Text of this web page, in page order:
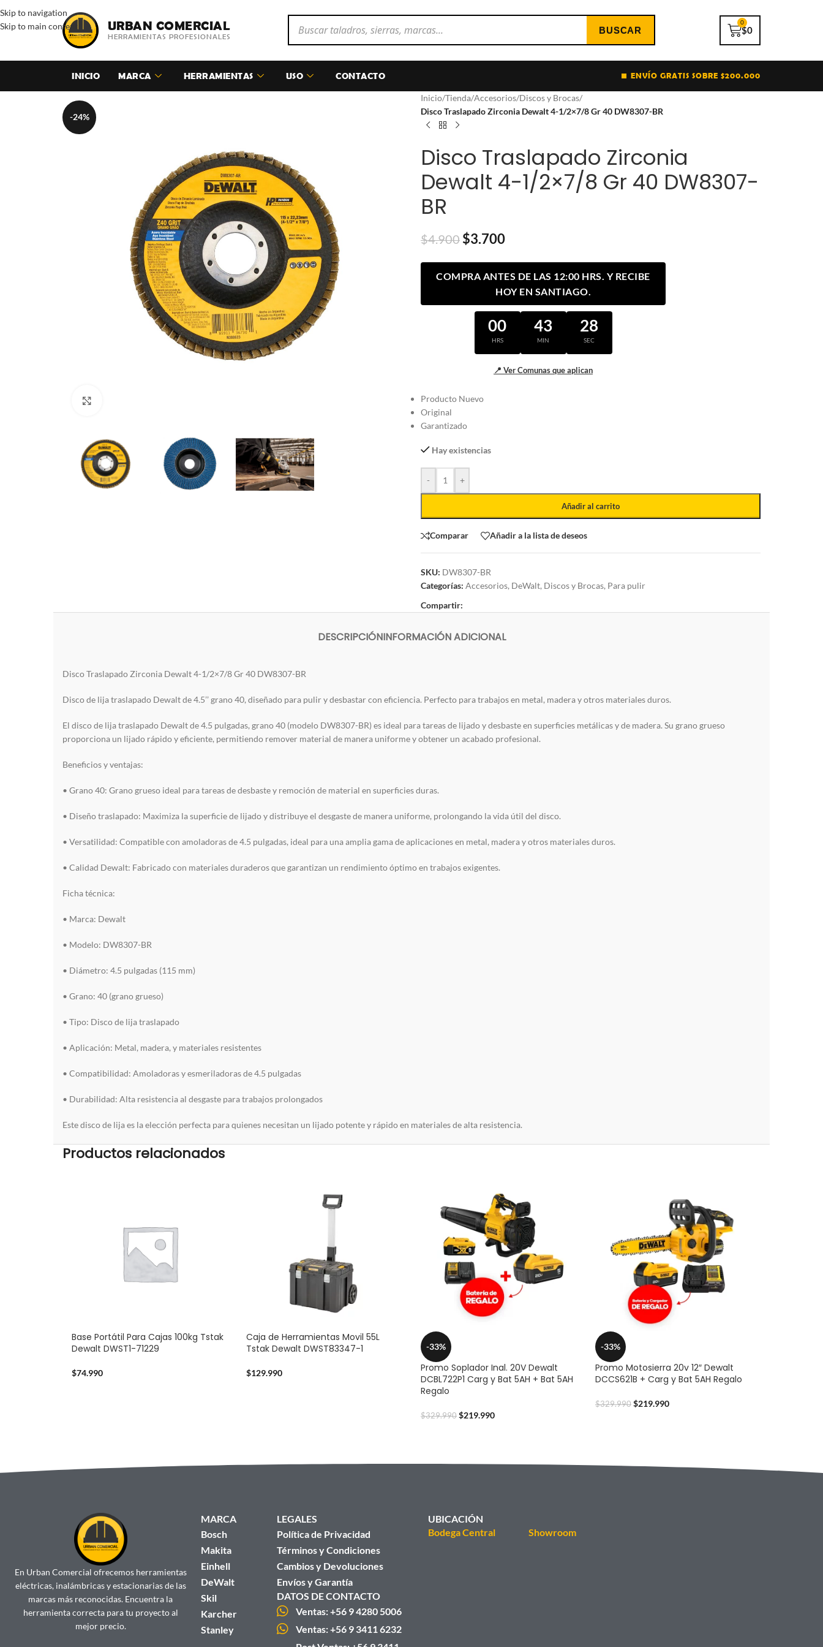
Skip to navigation
Skip to main content
URBAN COMERCIAL
HERRAMIENTAS PROFESIONALES
$0
0
INICIO MARCA HERRAMIENTAS USO CONTACTO ENVÍO GRATIS SOBRE $200.000
-24%
Inicio/Tienda/Accesorios/Discos y Brocas/
Disco Traslapado Zirconia Dewalt 4-1/2×7/8 Gr 40 DW8307-BR
Disco Traslapado Zirconia
Dewalt 4-1/2×7/8 Gr 40 DW8307-
BR
$4.900 $3.700
COMPRA ANTES DE LAS 12:00 HRS. Y RECIBE
HOY EN SANTIAGO.
00
HRS
43
MIN
27
SEC
📍 Ver Comunas que aplican
Producto Nuevo
Original
Garantizado
Hay existencias
- +
Añadir al carrito
Comparar Añadir a la lista de deseos
SKU: DW8307-BR
Categorías: Accesorios, DeWalt, Discos y Brocas, Para pulir
Compartir:
DESCRIPCIÓNINFORMACIÓN ADICIONAL
Disco Traslapado Zirconia Dewalt 4-1/2×7/8 Gr 40 DW8307-BR
Disco de lija traslapado Dewalt de 4.5’’ grano 40, diseñado para pulir y desbastar con eficiencia. Perfecto para trabajos en metal, madera y otros materiales duros.
El disco de lija traslapado Dewalt de 4.5 pulgadas, grano 40 (modelo DW8307-BR) es ideal para tareas de lijado y desbaste en superficies metálicas y de madera. Su grano grueso
proporciona un lijado rápido y eficiente, permitiendo remover material de manera uniforme y obtener un acabado profesional.
Beneficios y ventajas:
• Grano 40: Grano grueso ideal para tareas de desbaste y remoción de material en superficies duras.
• Diseño traslapado: Maximiza la superficie de lijado y distribuye el desgaste de manera uniforme, prolongando la vida útil del disco.
• Versatilidad: Compatible con amoladoras de 4.5 pulgadas, ideal para una amplia gama de aplicaciones en metal, madera y otros materiales duros.
• Calidad Dewalt: Fabricado con materiales duraderos que garantizan un rendimiento óptimo en trabajos exigentes.
Ficha técnica:
• Marca: Dewalt
• Modelo: DW8307-BR
• Diámetro: 4.5 pulgadas (115 mm)
• Grano: 40 (grano grueso)
• Tipo: Disco de lija traslapado
• Aplicación: Metal, madera, y materiales resistentes
• Compatibilidad: Amoladoras y esmeriladoras de 4.5 pulgadas
• Durabilidad: Alta resistencia al desgaste para trabajos prolongados
Este disco de lija es la elección perfecta para quienes necesitan un lijado potente y rápido en materiales de alta resistencia.
Productos relacionados
Base Portátil Para Cajas 100kg Tstak
Dewalt DWST1-71229
$74.990
Caja de Herramientas Movil 55L
Tstak Dewalt DWST83347-1
$129.990
-33%
Promo Soplador Inal. 20V Dewalt
DCBL722P1 Carg y Bat 5AH + Bat 5AH
Regalo
$329.990 $219.990
-33%
Promo Motosierra 20v 12″ Dewalt
DCCS621B + Carg y Bat 5AH Regalo
$329.990 $219.990
En Urban Comercial ofrecemos herramientas
eléctricas, inalámbricas y estacionarias de las
marcas más reconocidas. Encuentra la
herramienta correcta para tu proyecto al
mejor precio.
MARCA
Bosch
Makita
Einhell
DeWalt
Skil
Karcher
Stanley
LEGALES
Política de Privacidad
Términos y Condiciones
Cambios y Devoluciones
Envíos y Garantía
DATOS DE CONTACTO
Ventas: +56 9 4280 5006
Ventas: +56 9 3411 6232
UBICACIÓN
Bodega Central
Showroom